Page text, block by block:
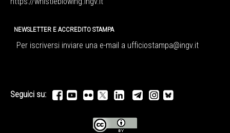
NEWSLETTER E ACCREDITO STAMPA
Per iscriversi inviare una e-mail a ufficiostampa@ingv.it
Seguici su: